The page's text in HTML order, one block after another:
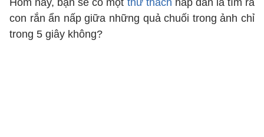
Hôm nay, bạn sẽ có một thử thách hấp dẫn là tìm ra
con rắn ẩn nấp giữa những quả chuối trong ảnh chỉ
trong 5 giây không?